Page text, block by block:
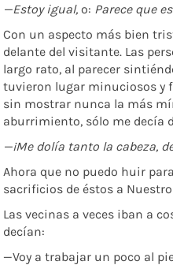
—Estoy igual,o: Parece que
Con un aspecto más bien
delante del visitante. Las
largo rato, al parecer
tuvieron lugar minuciosos y
sin mostrar nunca la más
aburrimiento, sólo me decía
—¡Me dolía tanto la cabeza,
Ahora que no puedo huir
sacrificios de éstos a
Las vecinas a veces iban a
decían:
—Voy a trabajar un poco al